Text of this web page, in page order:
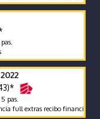
pas.
extras recibo financió